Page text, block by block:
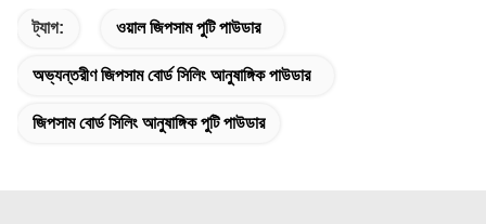
ট্যাগ: ওয়াল জিপসাম পুটি পাউডার
অভ্যন্তরীণ জিপসাম বোর্ড সিলিং আনুষাঙ্গিক পাউডার
জিপসাম বোর্ড সিলিং আনুষাঙ্গিক পুটি পাউডার